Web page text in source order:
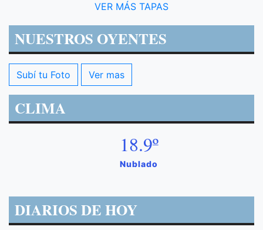
VER MÁS TAPAS
NUESTROS OYENTES
Subí tu Foto Ver mas
CLIMA
18.9º
Nublado
DIARIOS DE HOY